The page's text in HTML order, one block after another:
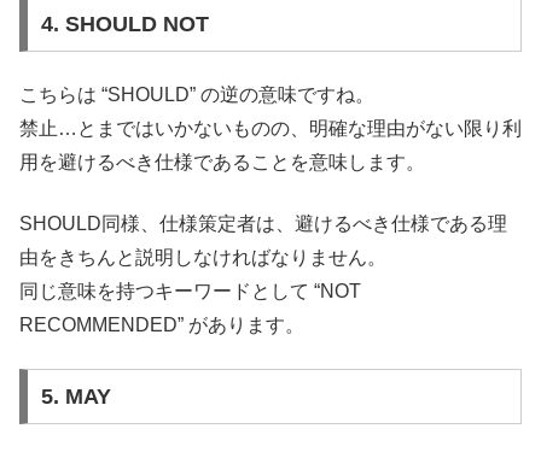
4. SHOULD NOT
こちらは “SHOULD” の逆の意味ですね。
禁止…とまではいかないものの、明確な理由がない限り利
用を避けるべき仕様であることを意味します。
SHOULD同様、仕様策定者は、避けるべき仕様である理
由をきちんと説明しなければなりません。
同じ意味を持つキーワードとして “NOT
RECOMMENDED” があります。
5. MAY